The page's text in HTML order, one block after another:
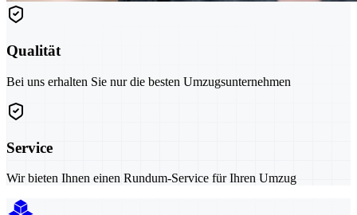
Qualität
Bei uns erhalten Sie nur die besten Umzugsunternehmen
Service
Wir bieten Ihnen einen Rundum-Service für Ihren Umzug